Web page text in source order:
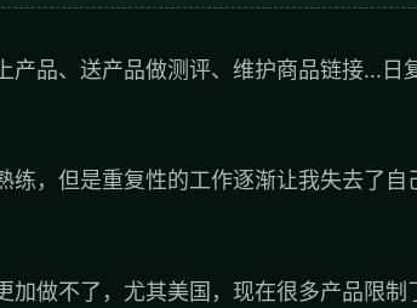
产品、送产品做测评、维护商品链接...日
练，但是重复性的工作逐渐让我失去了自
加做不了，尤其美国，现在很多产品限制